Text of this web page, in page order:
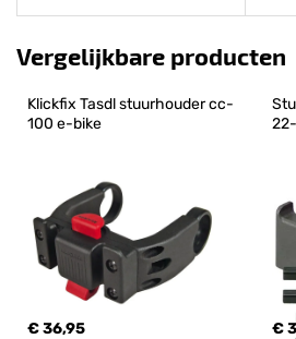
Vergelijkbare producten
Klickfix Tasdl stuurhouder cc-
100 e-bike
€ 36,95 €